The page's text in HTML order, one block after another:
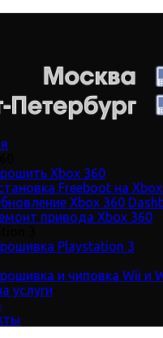
Xbox 360
Freeboot на
Xbox 360
привода Xbox 360
Playstation 3
и чиповка Wii и
услуги